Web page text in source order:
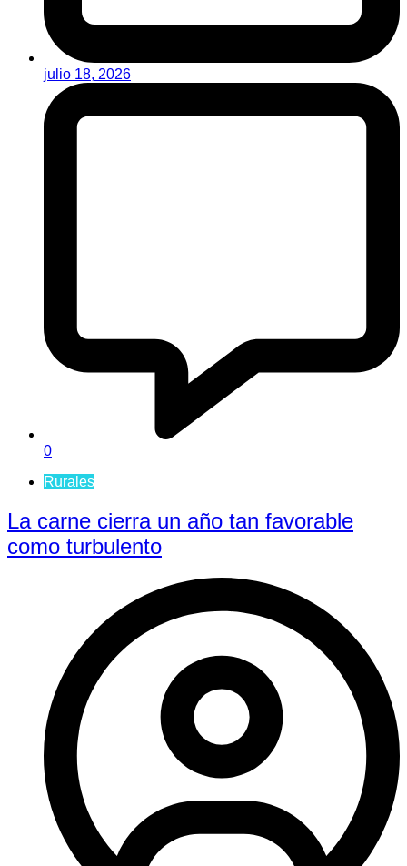
julio 18, 2026
0
Rurales
La carne cierra un año tan favorable
como turbulento